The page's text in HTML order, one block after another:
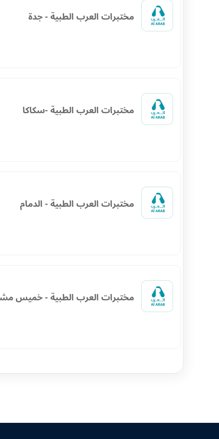
مختبرات العرب الطبية - جدة
مختبرات العرب الطبية -سكاكا
مختبرات العرب الطبية - الدمام
مختبرات العرب الطبية - خميس